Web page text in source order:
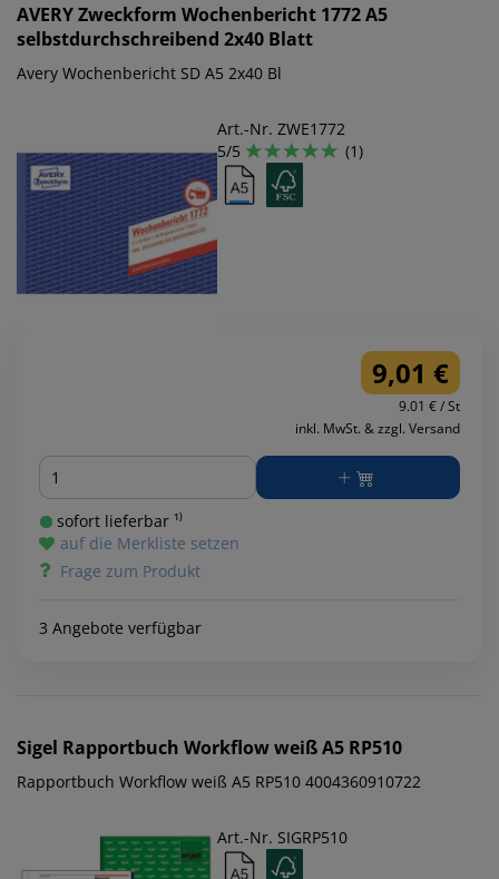
AVERY Zweckform Wochenbericht 1772 A5
selbstdurchschreibend 2x40 Blatt
Avery Wochenbericht SD A5 2x40 Bl
Art.-Nr. ZWE1772
5/5
(1)
9,01 €
9.01 € / St
inkl. MwSt. & zzgl. Versand
Menge
sofort lieferbar ¹⁾
auf die Merkliste setzen
Frage zum Produkt
3 Angebote verfügbar
Sigel Rapportbuch Workflow weiß A5 RP510
Rapportbuch Workflow weiß A5 RP510 4004360910722
Art.-Nr. SIGRP510